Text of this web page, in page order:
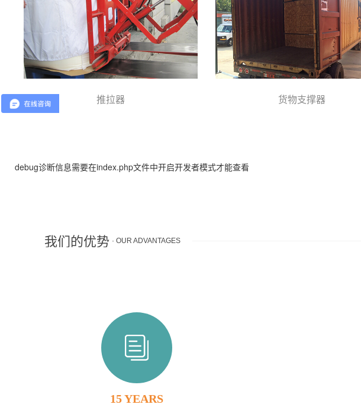
推拉器 货物支撑器
debug诊断信息需要在index.php文件中开启开发者模式才能查看
我们的优势 · OUR ADVANTAGES
15 YEARS